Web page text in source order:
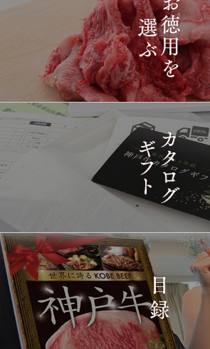
2026-
03-15
17:26:00
長野県
[
プ
き
1429
2026-
03-15
16:35:00
東京都
神
ト
1430
2026-
03-15
14:10:00
[訳
神
1431
2026-
14:10:00
兵庫県
[家
シ
キ
2026-
12:23:00
東京都
神
5
プ
1433
2026-
03-15
08:48:00
神
１
1434
2026-
03-14
22:21:00
大分県
神
段